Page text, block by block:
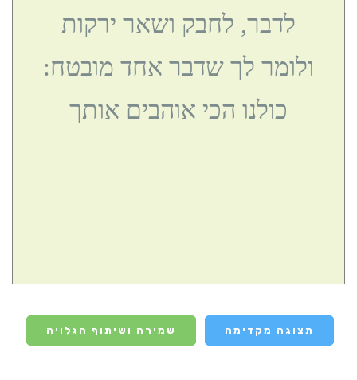
לדבר, לחבק ושאר ירקות
ולומר לך שדבר אחד מובטח:
כולנו הכי אוהבים אותך
תצוגה מקדימה שמירה ושיתוף הגלויה